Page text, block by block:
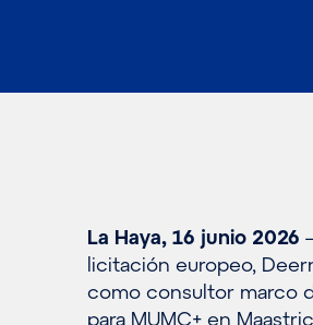
La Haya, 16 junio 2026
licitación europeo,
como consultor marco
para MUMC+ en